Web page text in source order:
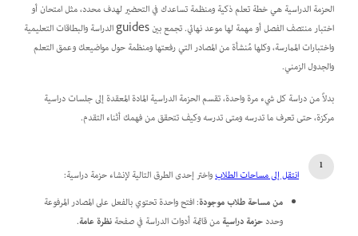
الحزمة الدراسية هي خطة تعلم ذكية ومنظمة تساعدك في التحضير لهدف محدد، مثل امتحان أو
اختبار منتصف الفصل أو مهمة لها موعد نهائي. تجمع بين guides الدراسة والبطاقات التعليمية
واختبارات الممارسة، وكلها مُنشأة من المصادر التي رفعتها ومنظمة حول مواضيعك وعمق التعلم
والجدول الزمني.
بدلاً من دراسة كل شيء مرة واحدة، تقسم الحزمة الدراسية المادة المعقدة إلى جلسات دراسية
مركزة، حتى تعرف ما تدرسه ومتى تدرسه وكيف تتحقق من فهمك أثناء التقدم.
انتقل إلى مساحات الطلابواختر إحدى الطرق التالية لإنشاء حزمة دراسية:
من مساحة طلاب موجودة: افتح واحدة تحتوي بالفعل على المصادر المرفوعة
وحددحزمة دراسيةمن قائمة أدوات الدراسة في صفحةنظرة عامة.